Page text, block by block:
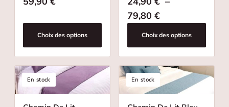
Choix des options
79,80 €Plage de prix :
Choix des options
En stock En stock